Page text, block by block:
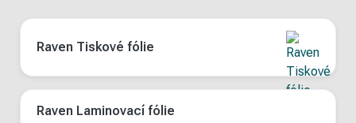
Raven Tiskové fólie
Raven Laminovací fólie